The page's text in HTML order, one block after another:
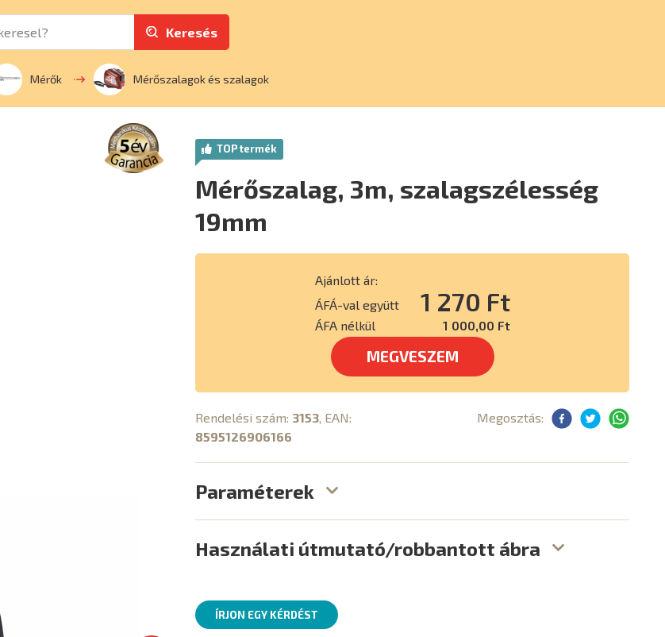
Keresés
Mérők Mérőszalagok és szalagok
TOP termék
Mérőszalag, 3m, szalagszélesség
19mm
Ajánlott ár:
ÁFÁ-val együtt
1 270 Ft
ÁFA nélkül 1 000,00 Ft
MEGVESZEM
Rendelési szám: 3153 , EAN:
8595126906166
Megosztás:
Paraméterek
Használati útmutató/robbantott ábra
ÍRJON EGY KÉRDÉST